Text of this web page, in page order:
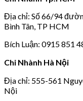
Địa chỉ: Số 66/94
Bình Tân, TP HCM
Bích Luận: 0915 851
Chi Nhành Hà Nội
Địa chỉ: 555-561
Nội